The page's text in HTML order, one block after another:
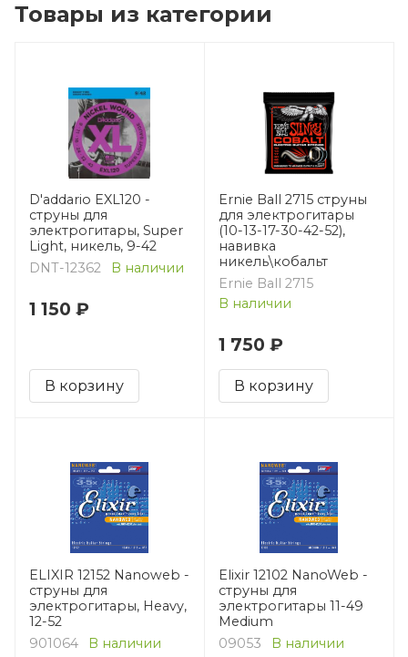
Товары из категории
D'addario EXL120 -
струны для
электрогитары, Super
Light, никель, 9-42
DNT-12362
В наличии
1 150 ₽
В корзину
Ernie Ball 2715 струны
для электрогитары
(10-13-17-30-42-52),
навивка
никель\кобальт
Ernie Ball 2715
В наличии
1 750 ₽
В корзину
ELIXIR 12152 Nanoweb -
струны для
электрогитары, Heavy,
12-52
901064
В наличии
Elixir 12102 NanoWeb -
струны для
электрогитары 11-49
Medium
09053
В наличии